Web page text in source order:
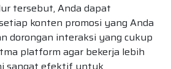
tersebut, Anda dapat
konten promosi yang Anda
dorongan interaksi yang cukup
platform agar bekerja lebih